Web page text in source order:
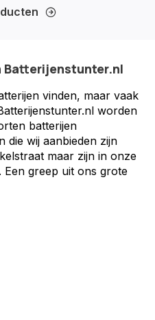
Batterijenstunter.nl
vinden, maar vaak
worden
batterijen
die wij aanbieden zijn
maar zijn in onze
greep uit ons grote